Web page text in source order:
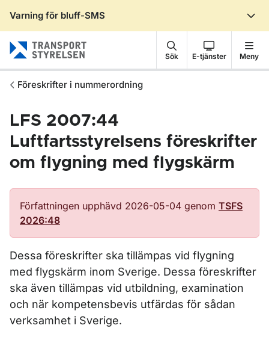
Varning för bluff-SMS
Sök E-tjänster Meny
Föreskrifter i nummerordning
LFS 2007:44
Luftfartsstyrelsens föreskrifter
om flygning med flygskärm
Författningen upphävd 2026-05-04 genom TSFS
2026:48
Dessa föreskrifter ska tillämpas vid flygning
med flygskärm inom Sverige. Dessa föreskrifter
ska även tillämpas vid utbildning, examination
och när kompetensbevis utfärdas för sådan
verksamhet i Sverige.